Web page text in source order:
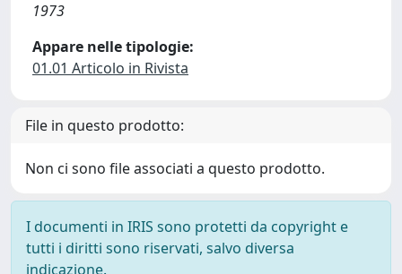
1973
Appare nelle tipologie:
01.01 Articolo in Rivista
File in questo prodotto:
Non ci sono file associati a questo prodotto.
I documenti in IRIS sono protetti da copyright e
tutti i diritti sono riservati, salvo diversa
indicazione.